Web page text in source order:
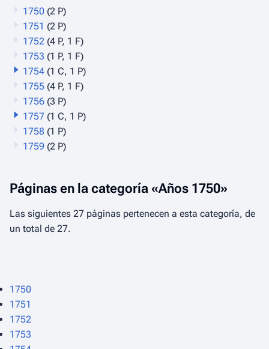
1750 (2 P)
1751 (2 P)
1752 (4 P, 1 F)
1753 (1 P, 1 F)
1754 (1 C, 1 P)
1755 (4 P, 1 F)
1756 (3 P)
1757 (1 C, 1 P)
1758 (1 P)
1759 (2 P)
Páginas en la categoría «Años 1750»
Las siguientes 27 páginas pertenecen a esta categoría, de
un total de 27.
1750
1751
1752
1753